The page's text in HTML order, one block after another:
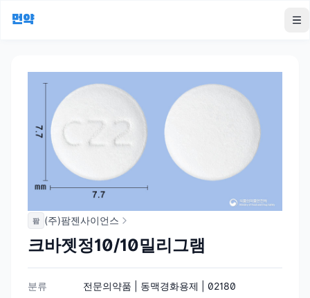
먼약
팜 (주)팜젠사이언스
크바젯정10/10밀리그램
분류
전문의약품 | 동맥경화용제 | 02180